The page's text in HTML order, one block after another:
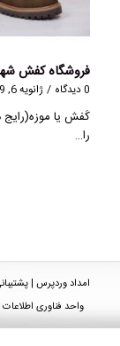
فروشگاه کفش
0 دیدگاه / ژانویه 6, 2019
کَفش یا موزه(رایج
را…
امداد وردپرس |
واحد فناوری اطلاعات